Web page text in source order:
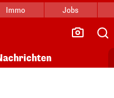
Immo Jobs